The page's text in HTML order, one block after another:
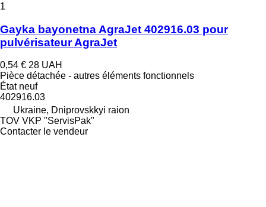
1
Gayka bayonetna AgraJet 402916.03 pour
pulvérisateur AgraJet
0,54 € 28 UAH
Pièce détachée - autres éléments fonctionnels
Étatneuf
402916.03
Ukraine, Dniprovskkyi raion
TOV VKP "ServisPak"
Contacter le vendeur